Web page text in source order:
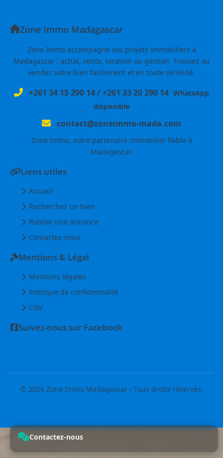
Zone Immo Madagascar
Zone Immo accompagne vos projets immobiliers à
Madagascar : achat, vente, location ou gestion. Trouvez ou
vendez votre bien facilement et en toute sérénité.
+261 34 15 290 14/+261 33 20 290 14 WhatsApp
disponible
contact@zoneimmo-mada.com
Zone Immo, votre partenaire immobilier fiable à
Madagascar.
Liens utiles
Accueil
Rechercher un bien
Publier une annonce
Contactez-nous
Mentions & Légal
Mentions légales
Politique de confidentialité
CGV
Suivez-nous sur Facebook
© 2026 Zone Immo Madagascar - Tous droits réservés.
Contactez-nous